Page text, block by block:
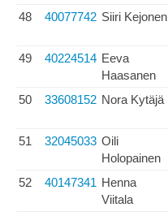
48 40077742 Siiri Kejonen
49 40224514 Eeva
Haasanen
50 33608152 Nora Kytäjä
51 32045033 Oili
Holopainen
52 40147341 Henna
Viitala